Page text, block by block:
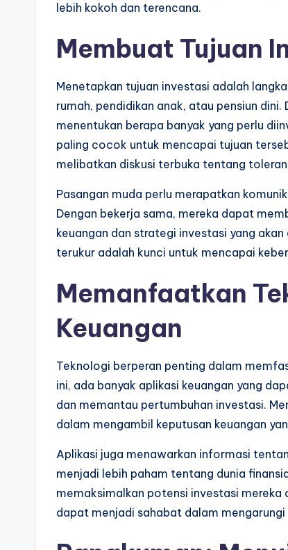
lebih kokoh dan terencana.
Membuat Tujuan
Menetapkan tujuan investasi adalah
rumah, pendidikan anak, atau pensiun
menentukan berapa banyak yang perlu
paling cocok untuk mencapai tujuan
melibatkan diskusi terbuka tentang
Pasangan muda perlu merapatkan
Dengan bekerja sama, mereka dapat
keuangan dan strategi investasi yang
terukur adalah kunci untuk mencapai
Memanfaatkan
Keuangan
Teknologi berperan penting dalam
ini, ada banyak aplikasi keuangan yang
dan memantau pertumbuhan investasi.
dalam mengambil keputusan keuangan
Aplikasi juga menawarkan informasi
menjadi lebih paham tentang dunia
memaksimalkan potensi investasi
dapat menjadi sahabat dalam